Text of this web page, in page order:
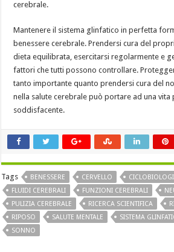
cerebrale.
Mantenere il sistema glinfatico in perfetta
benessere cerebrale. Prendersi cura del
dieta equilibrata, esercitarsi regolarmente e
fattori che tutti possono controllare.
tanto importante quanto prendersi cura del
nella salute cerebrale può portare ad una vita
soddisfacente.
Tags BENESSERE CERVELLO
FLUIDI CEREBRALI
FUNZIONI CEREBRALI
PULIZIA CEREBRALE
RICERCA SCIENTIFICA
RIPOSO
SALUTE MENTALE SISTEMA
SONNO